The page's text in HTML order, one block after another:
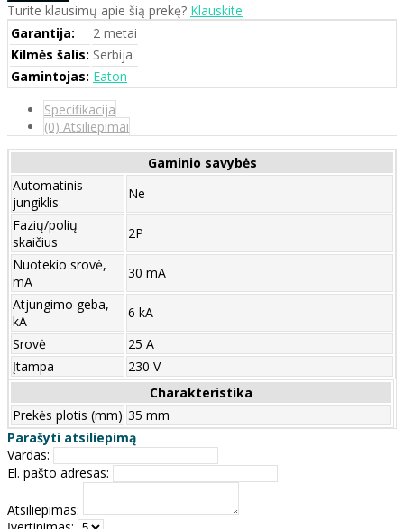
Turite klausimų apie šią prekę? Klauskite
Garantija:
2 metai
Kilmės šalis: Serbija
Gamintojas: Eaton
Specifikacija
(0) Atsiliepimai
Gaminio savybės
Automatinis
jungiklis
Ne
Fazių/polių
skaičius
2P
Nuotekio srovė,
mA
30 mA
Atjungimo geba,
kA
6 kA
Srovė
25 A
Įtampa
230 V
Charakteristika
Prekės plotis (mm) 35 mm
Parašyti atsiliepimą
Vardas:
El. pašto adresas:
Atsiliepimas: